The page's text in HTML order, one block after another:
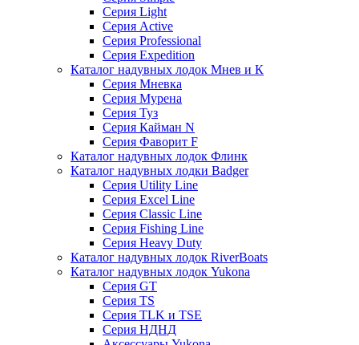
Серия Light
Серия Active
Серия Professional
Серия Expedition
Каталог надувных лодок Мнев и К
Серия Мневка
Серия Мурена
Серия Туз
Серия Кайман N
Серия Фаворит F
Каталог надувных лодок Флинк
Каталог надувных лодки Badger
Серия Utility Line
Серия Excel Line
Серия Classic Line
Серия Fishing Line
Серия Heavy Duty
Каталог надувных лодок RiverBoats
Каталог надувных лодок Yukona
Серия GT
Серия TS
Серия TLK и TSE
Серия НДНД